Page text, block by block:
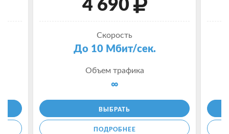
4 690
Скорость
До 10 Мбит/сек.
Объем трафика
∞
ВЫБРАТЬ
ПОДРОБНЕЕ